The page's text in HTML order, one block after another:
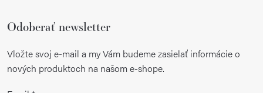
Odoberať newsletter
Vložte svoj e-mail a my Vám budeme zasielať informácie o
nových produktoch na našom e-shope.